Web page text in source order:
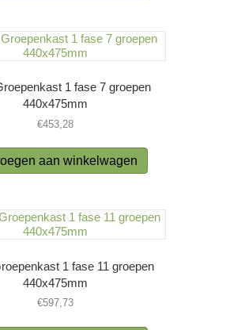
1 fase 7 groepen
440x475mm
€453,28
aan winkelwagen
1 fase 11 groepen
440x475mm
€597,73